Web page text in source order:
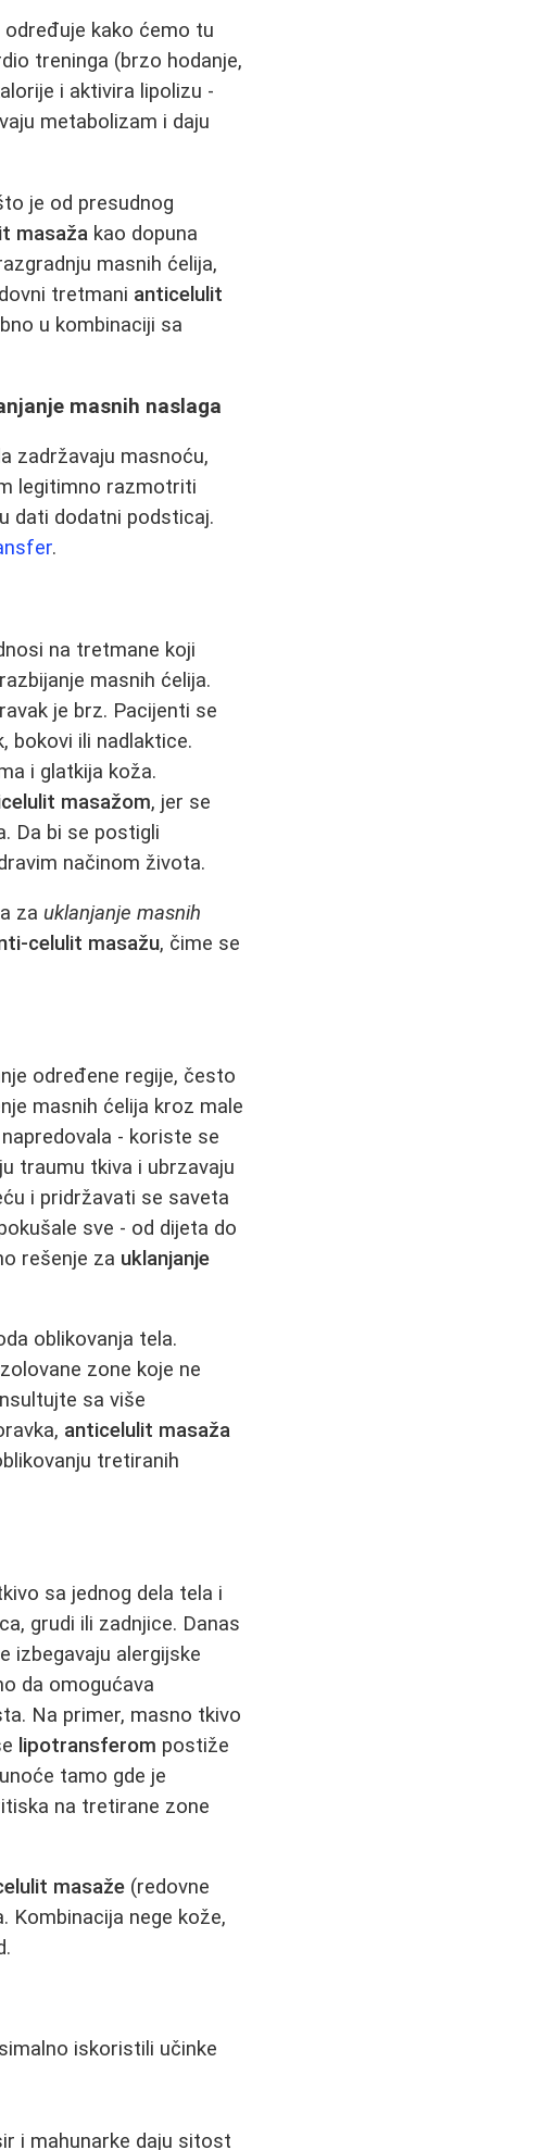
određuje kako ćemo tu
treninga (brzo hodanje,
i aktivira lipolizu -
metabolizam i daju
je od presudnog
masaža kao dopuna
masnih ćelija,
tretmani anticelulit
u kombinaciji sa
masnih naslaga
zadržavaju masnoću,
legitimno razmotriti
dati dodatni podsticaj.
.
na tretmane koji
masnih ćelija.
je brz. Pacijenti se
bokovi ili nadlaktice.
i glatkija koža.
masažom, jer se
Da bi se postigli
načinom života.
za uklanjanje masnih
celulit masažu, čime se
određene regije, često
masnih ćelija kroz male
- koriste se
traumu tkiva i ubrzavaju
i pridržavati se saveta
sve - od dijeta do
rešenje za uklanjanje
oblikovanja tela.
zone koje ne
sa više
anticelulit masaža
tretiranih
sa jednog dela tela i
grudi ili zadnjice. Danas
izbegavaju alergijske
da omogućava
Na primer, masno tkivo
lipotransferom postiže
tamo gde je
na tretirane zone
masaže (redovne
Kombinacija nege kože,
iskoristili učinke
i mahunarke daju sitost